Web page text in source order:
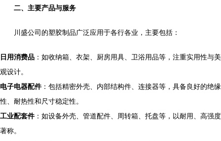
二、主要产品与服务
川盛公司的塑胶制品广泛应用于各行各业，主要包括：
日用消费品 ：如收纳箱、衣架、厨房用具、卫浴用品等，注重实用性与美
观设计。
电子电器配件：包括精密外壳、内部结构件、连接器等，具备良好的绝缘
性、耐热性和尺寸稳定性。
工业配套件：如设备外壳、管道配件、周转箱、托盘等，以耐用、高强度
著称。